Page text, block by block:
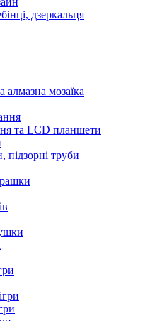
дзеркальця
мозаїка
та LCD планшети
підзорні труби